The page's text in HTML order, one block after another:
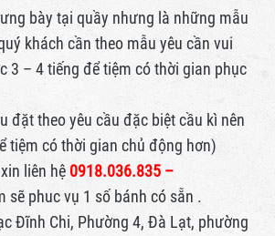
bày tại quầy nhưng là những mẫu
khách cần theo mẫu yêu cần vui
3 – 4 tiếng để tiệm có thời gian phục
đặt theo yêu cầu đặc biệt cầu kì nên
tiệm có thời gian chủ động hơn)
liên hệ 0918.036.835 –
sẽ phuc vụ 1 số bánh có sẵn .
Đĩnh Chi, Phường 4, Đà Lạt, phường